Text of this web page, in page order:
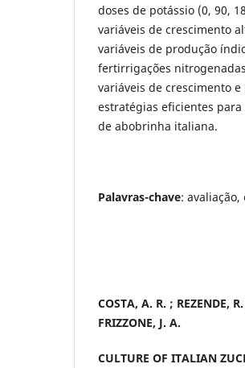
doses de potássio (0, 90,
variáveis de crescimento
variáveis de produção
fertirrigações
variáveis de crescimento
estratégias eficientes
de abobrinha italiana.
Palavras-chave: avaliação,
COSTA, A. R. ; REZENDE,
FRIZZONE, J. A.
CULTURE OF ITALIAN